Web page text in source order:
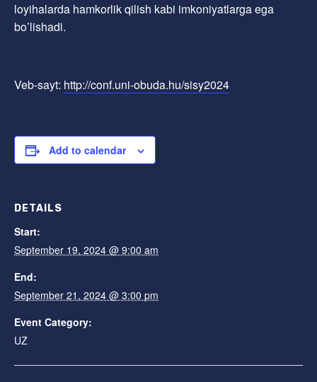
loyihalarda hamkorlik qilish kabi imkoniyatlarga ega
bo’lishadi.
Veb-sayt: http://conf.uni-obuda.hu/sisy2024
Add to calendar
DETAILS
Start:
September 19, 2024 @ 9:00 am
End:
September 21, 2024 @ 3:00 pm
Event Category:
UZ